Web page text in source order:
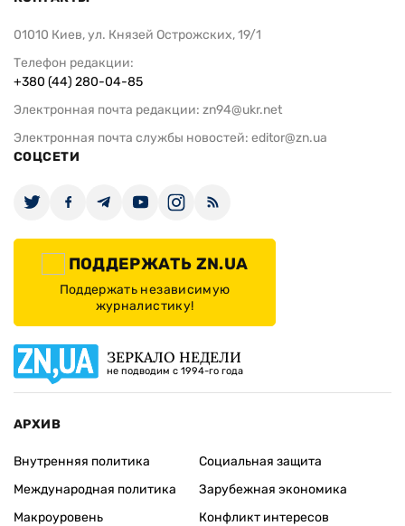
01010 Киев, ул. Князей Острожских, 19/1
Телефон редакции:
+380 (44) 280-04-85
Электронная почта редакции: zn94@ukr.net
Электронная почта службы новостей: editor@zn.ua
СОЦСЕТИ
ПОДДЕРЖАТЬ ZN.UA
Поддержать независимую
журналистику!
ЗЕРКАЛО НЕДЕЛИ
не подводим с 1994-го года
АРХИВ
Внутренняя политика
Международная политика
Макроуровень
Социальная защита
Зарубежная экономика
Конфликт интересов